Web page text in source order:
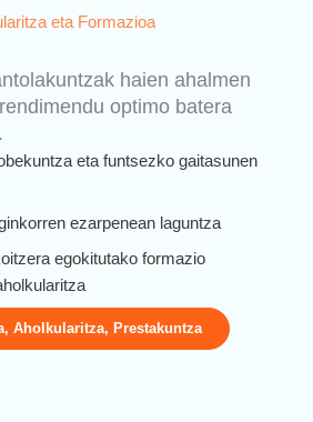
eta Formazioa
haien ahalmen
optimo batera
eta funtsezko gaitasunen
ezarpenean laguntza
egokitutako formazio
Aholkularitza, Prestakuntza